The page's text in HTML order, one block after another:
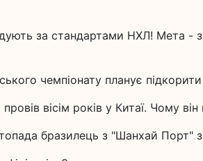
за стандартами НХЛ! Мета -
чемпіонату планує
вісім років у Китаї. Чому
бразилець з "Шанхай Порт"